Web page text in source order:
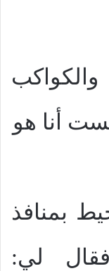
أنا هو
بمنافذ
لي: